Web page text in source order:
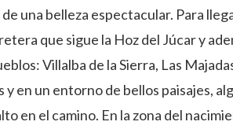
una belleza espectacular. Para
que sigue la Hoz del Júcar y
Villalba de la Sierra, Las
en un entorno de bellos paisajes,
en el camino. En la zona del